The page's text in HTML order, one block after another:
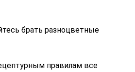
брать разноцветные
правилам все